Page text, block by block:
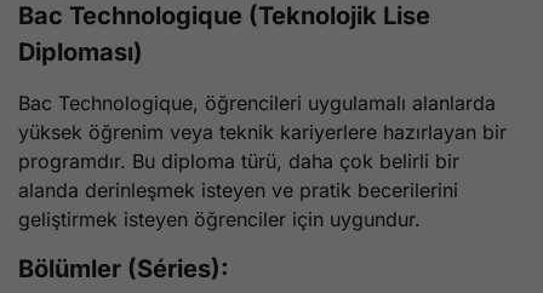
Bac Technologique (Teknolojik Lise
Diploması)
Bac Technologique, öğrencileri uygulamalı alanlarda
yüksek öğrenim veya teknik kariyerlere hazırlayan bir
programdır. Bu diploma türü, daha çok belirli bir
alanda derinleşmek isteyen ve pratik becerilerini
geliştirmek isteyen öğrenciler için uygundur.
Bölümler (Séries):